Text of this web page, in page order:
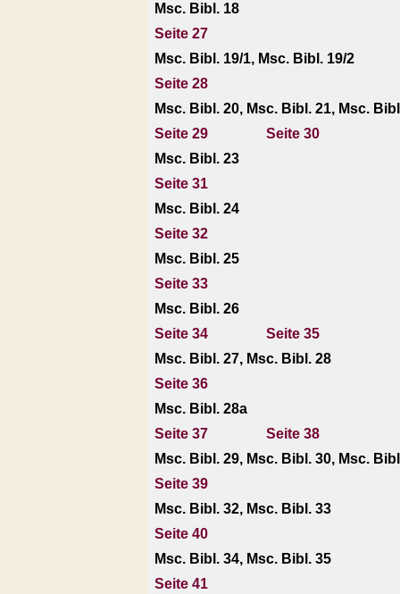
Msc. Bibl. 18
Seite 27
Msc. Bibl. 19/1, Msc. Bibl. 19/2
Seite 28
Msc. Bibl. 20, Msc. Bibl. 21, Msc.
Seite 29
Seite 30
Msc. Bibl. 23
Seite 31
Msc. Bibl. 24
Seite 32
Msc. Bibl. 25
Seite 33
Msc. Bibl. 26
Seite 34
Seite 35
Msc. Bibl. 27, Msc. Bibl. 28
Seite 36
Msc. Bibl. 28a
Seite 37
Seite 38
Msc. Bibl. 29, Msc. Bibl. 30, Msc.
Seite 39
Msc. Bibl. 32, Msc. Bibl. 33
Seite 40
Msc. Bibl. 34, Msc. Bibl. 35
Seite 41